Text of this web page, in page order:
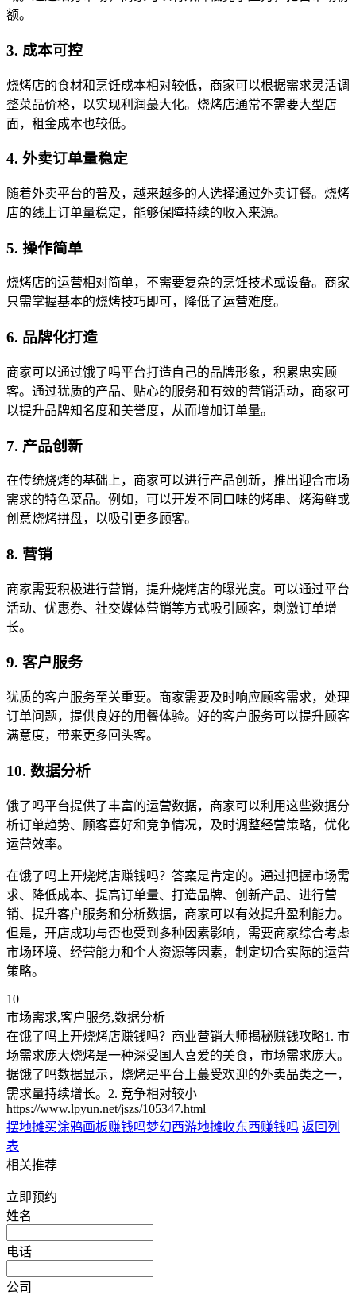
额。
3. 成本可控
烧烤店的食材和烹饪成本相对较低，商家可以根据需求灵活调
整菜品价格，以实现利润蕞大化。烧烤店通常不需要大型店
面，租金成本也较低。
4. 外卖订单量稳定
随着外卖平台的普及，越来越多的人选择通过外卖订餐。烧烤
店的线上订单量稳定，能够保障持续的收入来源。
5. 操作简单
烧烤店的运营相对简单，不需要复杂的烹饪技术或设备。商家
只需掌握基本的烧烤技巧即可，降低了运营难度。
6. 品牌化打造
商家可以通过饿了吗平台打造自己的品牌形象，积累忠实顾
客。通过犹质的产品、贴心的服务和有效的营销活动，商家可
以提升品牌知名度和美誉度，从而增加订单量。
7. 产品创新
在传统烧烤的基础上，商家可以进行产品创新，推出迎合市场
需求的特色菜品。例如，可以开发不同口味的烤串、烤海鲜或
创意烧烤拼盘，以吸引更多顾客。
8. 营销
商家需要积极进行营销，提升烧烤店的曝光度。可以通过平台
活动、优惠券、社交媒体营销等方式吸引顾客，刺激订单增
长。
9. 客户服务
犹质的客户服务至关重要。商家需要及时响应顾客需求，处理
订单问题，提供良好的用餐体验。好的客户服务可以提升顾客
满意度，带来更多回头客。
10. 数据分析
饿了吗平台提供了丰富的运营数据，商家可以利用这些数据分
析订单趋势、顾客喜好和竞争情况，及时调整经营策略，优化
运营效率。
在饿了吗上开烧烤店赚钱吗？答案是肯定的。通过把握市场需
求、降低成本、提高订单量、打造品牌、创新产品、进行营
销、提升客户服务和分析数据，商家可以有效提升盈利能力。
但是，开店成功与否也受到多种因素影响，需要商家综合考虑
市场环境、经营能力和个人资源等因素，制定切合实际的运营
策略。
10
市场需求,客户服务,数据分析
在饿了吗上开烧烤店赚钱吗？商业营销大师揭秘赚钱攻略1. 市
场需求庞大烧烤是一种深受国人喜爱的美食，市场需求庞大。
据饿了吗数据显示，烧烤是平台上蕞受欢迎的外卖品类之一，
需求量持续增长。2. 竞争相对较小
https://www.lpyun.net/jszs/105347.html
摆地摊买涂鸦画板赚钱吗梦幻西游地摊收东西赚钱吗 返回列
表
相关推荐
立即预约
姓名
电话
公司